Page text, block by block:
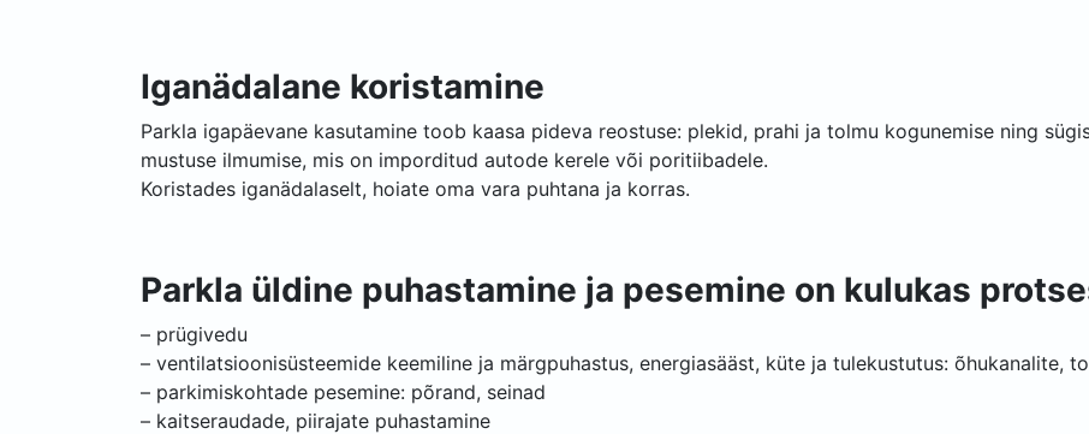
Iganädalane koristamine
Parkla igapäevane kasutamine toob kaasa pideva reostuse: plekid, prahi ja tolmu kogunemise ning
mustuse ilmumise, mis on imporditud autode kerele või poritiibadele.
Koristades iganädalaselt, hoiate oma vara puhtana ja korras.
Parkla üldine puhastamine ja pesemine on kulukas
– prügivedu
– ventilatsioonisüsteemide keemiline ja märgpuhastus, energiasääst, küte ja tulekustutus: õhukanalite,
– parkimiskohtade pesemine: põrand, seinad
– kaitseraudade, piirajate puhastamine